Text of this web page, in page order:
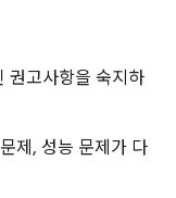
권고사항을 숙지하
제, 성능 문제가 다